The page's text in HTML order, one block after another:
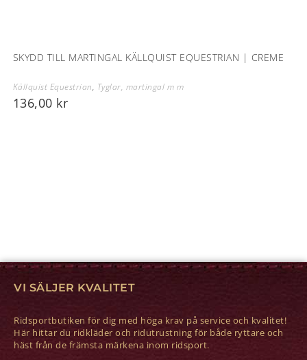
SKYDD TILL MARTINGAL KÄLLQUIST EQUESTRIAN | CREME
Källquist Equestrian, Tyglar, martingal m m
136,00 kr
VI SÄLJER KVALITET
Ridsportbutiken för dig med höga krav på service och kvalitet!
Här hittar du ridkläder och ridutrustning för både ryttare och
häst från de främsta märkena inom ridsport.